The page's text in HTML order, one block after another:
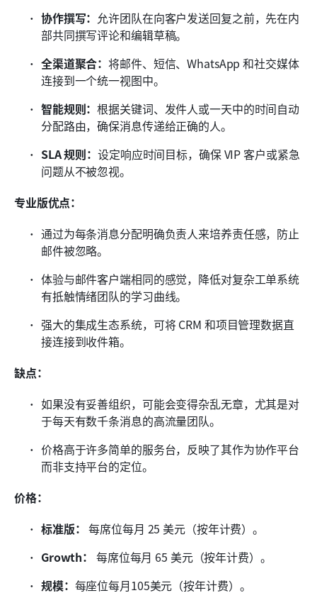
协作撰写： 允许团队在向客户发送回复之前，先在内
部共同撰写评论和编辑草稿。
全渠道聚合：将邮件、短信、WhatsApp 和社交媒体
连接到一个统一视图中。
智能规则：根据关键词、发件人或一天中的时间自动
分配路由，确保消息传递给正确的人。
SLA 规则：设定响应时间目标，确保 VIP 客户或紧急
问题从不被忽视。
专业版优点：
通过为每条消息分配明确负责人来培养责任感，防止
邮件被忽略。
体验与邮件客户端相同的感觉，降低对复杂工单系统
有抵触情绪团队的学习曲线。
强大的集成生态系统，可将 CRM 和项目管理数据直
接连接到收件箱。
缺点：
如果没有妥善组织，可能会变得杂乱无章，尤其是对
于每天有数千条消息的高流量团队。
价格高于许多简单的服务台，反映了其作为协作平台
而非支持平台的定位。
价格：
标准版： 每席位每月 25 美元（按年计费）。
Growth： 每席位每月 65 美元（按年计费）。
规模： 每座位每月105美元（按年计费）。